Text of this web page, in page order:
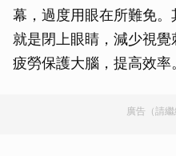
幕，過度用眼在所難免
就是閉上眼睛，減少視
疲勞保護大腦，提高效率
廣告（請繼